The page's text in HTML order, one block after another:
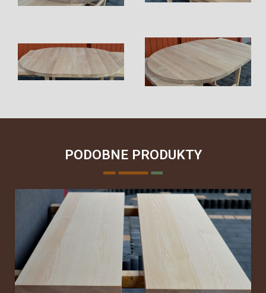
PODOBNE PRODUKTY